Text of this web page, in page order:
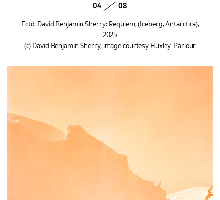
04 08
Fotó: David Benjamin Sherry: Requiem, (Iceberg, Antarctica),
2025
(c) David Benjamin Sherry, image courtesy Huxley-Parlour